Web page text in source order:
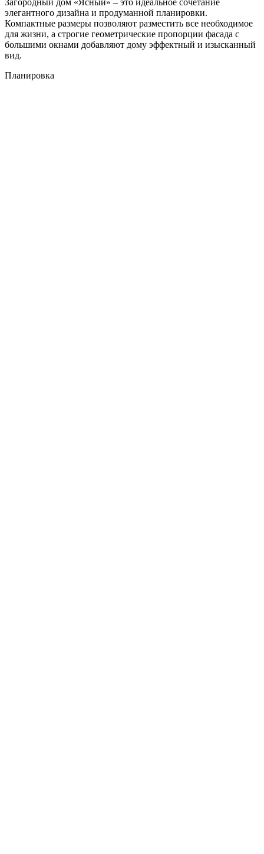
элегантного дизайна и продуманной планировки.
Компактные размеры позволяют разместить все необходимое
для жизни, а строгие геометрические пропорции фасада с
большими окнами добавляют дому эффектный и изысканный
вид.
Планировка